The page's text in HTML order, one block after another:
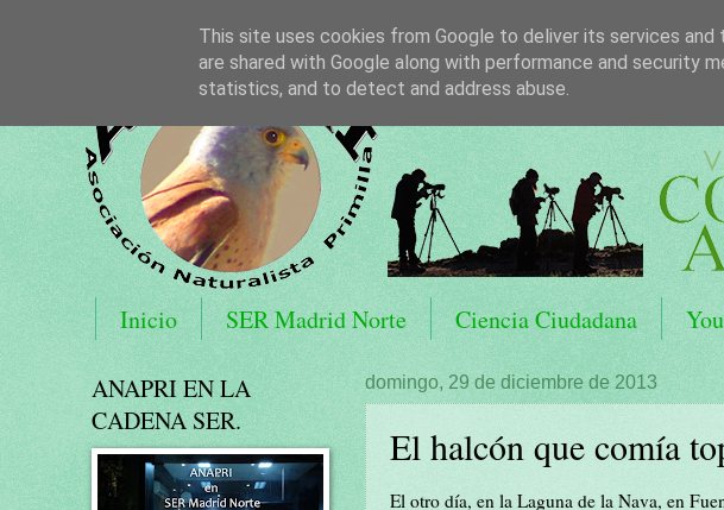
Inicio SER Madrid Norte Ciencia Ciudadana
domingo, 29 de diciembre de 2013
El halcón que comía
El otro día, en la Laguna de la Nava, en
ANAPRI EN LA
CADENA SER.
This site uses cookies from Google to deliver its services
are shared with Google along with performance and security
statistics, and to detect and address abuse.